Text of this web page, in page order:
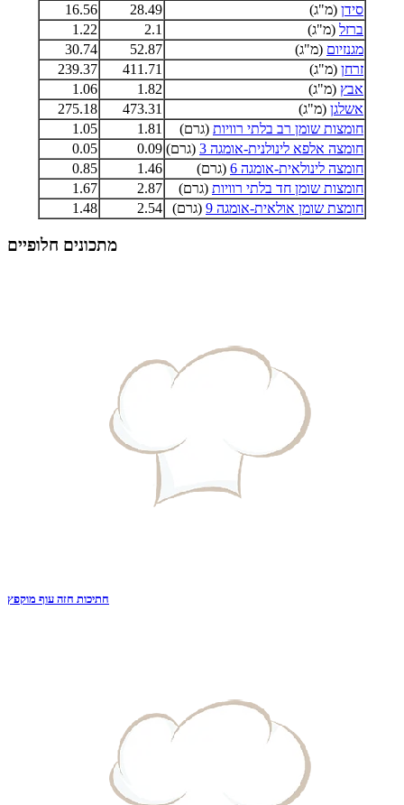
סידן (מ"ג) 28.49
16.56
ברזל (מ"ג) 2.1
1.22
מגנזיום (מ"ג) 52.87
30.74
זרחן (מ"ג) 411.71
239.37
אבץ (מ"ג) 1.82
1.06
אשלגן (מ"ג) 473.31
275.18
חומצות שומן רב בלתי רוויות (גרם) 1.81
1.05
חומצה אלפא לינולנית-אומגה 3
(גרם) 0.09
0.05
חומצה לינולאית-אומגה 6
(גרם) 1.46
0.85
חומצות שומן חד בלתי רוויות (גרם) 2.87
1.67
חומצת שומן אולאית-אומגה 9
(גרם) 2.54
1.48
מתכונים חלופיים
חתיכות חזה עוף מוקפץ